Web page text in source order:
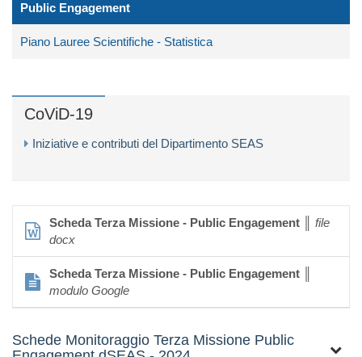
Public Engagement
Piano Lauree Scientifiche - Statistica
CoViD-19
Iniziative e contributi del Dipartimento SEAS
Scheda Terza Missione - Public Engagement
file
docx
Scheda Terza Missione - Public Engagement
modulo Google
Schede Monitoraggio Terza Missione Public